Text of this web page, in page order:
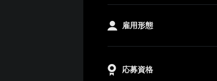
雇用形態
応募資格